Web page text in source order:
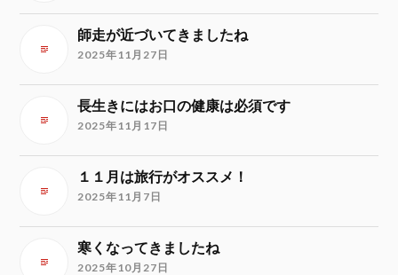
師走が近づいてきましたね
2025年11月27日
長生きにはお口の健康は必須です
2025年11月17日
１１月は旅行がオススメ！
2025年11月7日
寒くなってきましたね
2025年10月27日